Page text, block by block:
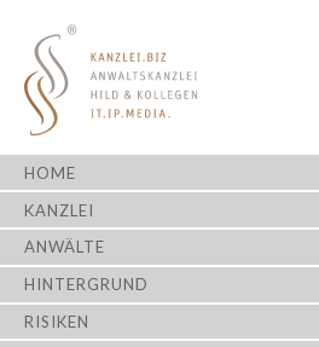
HOME
KANZLEI
ANWÄLTE
HINTERGRUND
RISIKEN